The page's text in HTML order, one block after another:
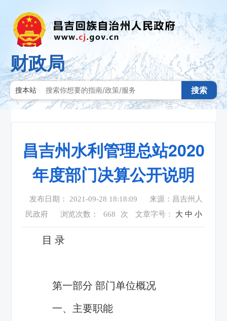
财政局
搜本站 搜索
昌吉州水利管理总站2020
年度部门决算公开说明
发布日期： 2021-09-28 18:18:09
来源：昌吉州人
民政府
浏览次数： 668 次 文章字号： 大 中 小
目 录
第一部分 部门单位概况
一、主要职能